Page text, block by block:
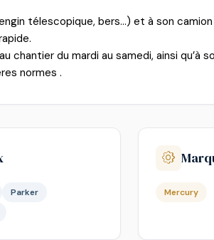
télescopique, bers…) et à son
chantier du mardi au samedi, ainsi qu’à
normes .
Parker
Mercury